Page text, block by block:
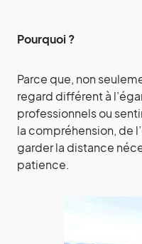
Pourquoi ?
Parce que, non
regard différent à
professionnels ou
la compréhension, de
garder la distance
patience.